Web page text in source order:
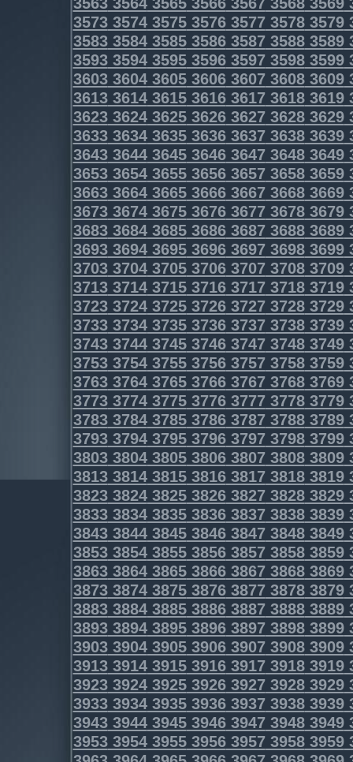
3573357435753576357735783579
3583358435853586358735883589
3593359435953596359735983599
3603360436053606360736083609
3613361436153616361736183619
3623362436253626362736283629
3633363436353636363736383639
3643364436453646364736483649
3653365436553656365736583659
3663366436653666366736683669
3673367436753676367736783679
3683368436853686368736883689
3693369436953696369736983699
3703370437053706370737083709
3713371437153716371737183719
3723372437253726372737283729
3733373437353736373737383739
3743374437453746374737483749
3753375437553756375737583759
3763376437653766376737683769
3773377437753776377737783779
3783378437853786378737883789
3793379437953796379737983799
3803380438053806380738083809
3813381438153816381738183819
3823382438253826382738283829
3833383438353836383738383839
3843384438453846384738483849
3853385438553856385738583859
3863386438653866386738683869
3873387438753876387738783879
3883388438853886388738883889
3893389438953896389738983899
3903390439053906390739083909
3913391439153916391739183919
3923392439253926392739283929
3933393439353936393739383939
3943394439453946394739483949
3953395439553956395739583959